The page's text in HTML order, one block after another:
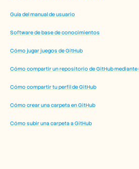
Guía del manual de usuario
Software de base de conocimientos
Cómo jugar juegos de GitHub
Cómo compartir un repositorio de GitHub mediante
Cómo compartir tu perfil de GitHub
Cómo crear una carpeta en GitHub
Cómo subir una carpeta a GitHub